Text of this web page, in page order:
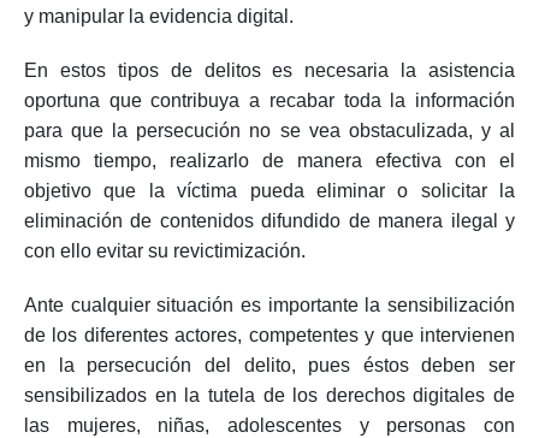
y manipular la evidencia digital.
En estos tipos de delitos es necesaria la asistencia
oportuna que contribuya a recabar toda la información
para que la persecución no se vea obstaculizada, y al
mismo tiempo, realizarlo de manera efectiva con el
objetivo que la víctima pueda eliminar o solicitar la
eliminación de contenidos difundido de manera ilegal y
con ello evitar su revictimización.
Ante cualquier situación es importante la sensibilización
de los diferentes actores, competentes y que intervienen
en la persecución del delito, pues éstos deben ser
sensibilizados en la tutela de los derechos digitales de
las mujeres, niñas, adolescentes y personas con